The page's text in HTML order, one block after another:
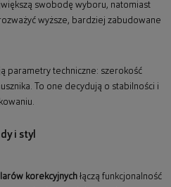
swobodę wyboru, natomiast
wyższe, bardziej zabudowane
parametry techniczne: szerokość
To one decydują o stabilności i
i styl
korekcyjnych łączą funkcjonalność